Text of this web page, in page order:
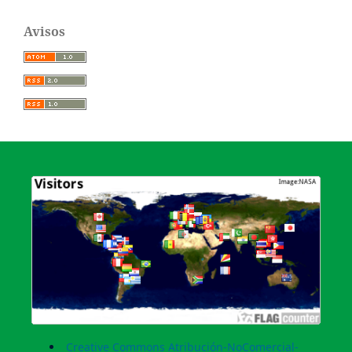
Avisos
Creative Commons Atribución-NoComercial-